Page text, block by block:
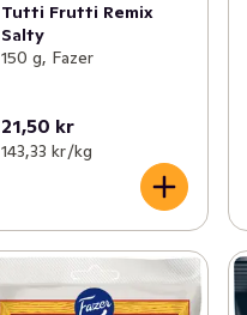
Tutti Frutti Remix
Salty
150 g, Fazer
21,50 kr
143,33 kr /kg